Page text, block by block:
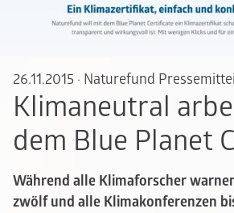
26.11.2015 · Naturefund
Klimaneutral
dem Blue Planet
Während alle Klimaforscher
zwölf und alle Klimakonferenzen